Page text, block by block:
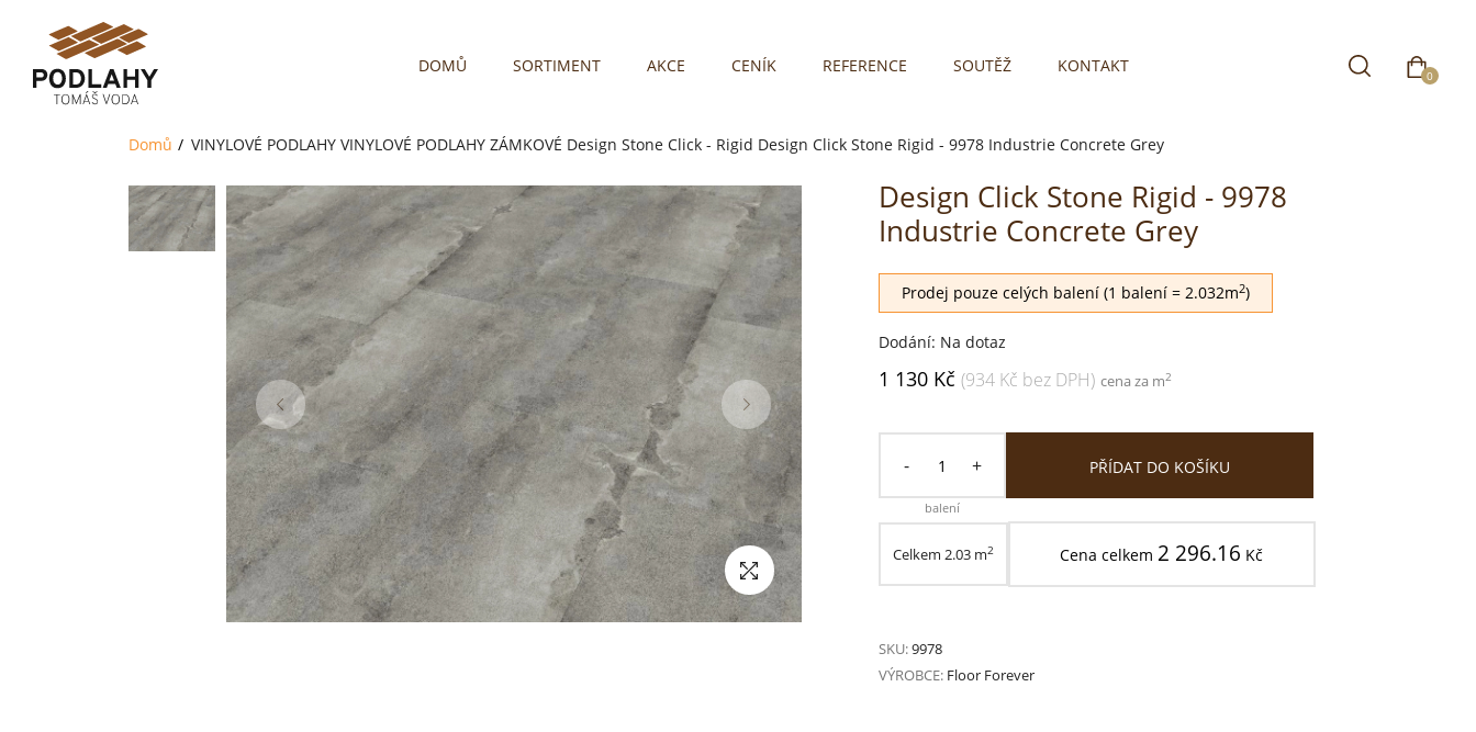
DOMŮ SORTIMENT AKCE CENÍK REFERENCE SOUTĚŽ KONTAKT 0
Domů VINYLOVÉ PODLAHY VINYLOVÉ PODLAHY ZÁMKOVÉ Design Stone Click - Rigid Design Click Stone Rigid - 9978 Industrie Concrete Grey
Design Click Stone Rigid - 9978
Industrie Concrete Grey
Prodej pouze celých balení (1 balení = 2.032m2)
Dodání: Na dotaz
1 130 Kč (934 Kč bez DPH) cena za m2
- +
balení
PŘÍDAT DO KOŠÍKU
Celkem 2.03m2 Cena celkem 2 296.16 Kč
SKU:9978
VÝROBCE: Floor Forever